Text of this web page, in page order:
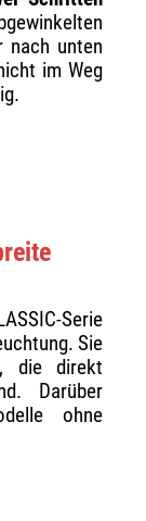
nach unten
im Weg
Serie
Sie
die direkt
Darüber
ohne